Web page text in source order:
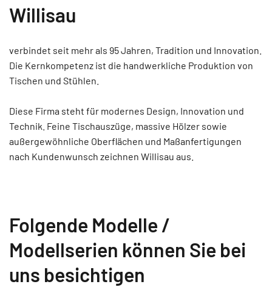
Willisau
verbindet seit mehr als 95 Jahren, Tradition und Innovation.
Die Kernkompetenz ist die handwerkliche Produktion von
Tischen und Stühlen.
Diese Firma steht für modernes Design, Innovation und
Technik. Feine Tischauszüge, massive Hölzer sowie
außergewöhnliche Oberflächen und Maßanfertigungen
nach Kundenwunsch zeichnen Willisau aus.
Folgende Modelle /
Modellserien können Sie bei
uns besichtigen